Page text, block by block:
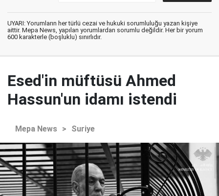
UYARI: Yorumların her türlü cezai ve hukuki sorumluluğu yazan kişiye
aittir. Mepa News, yapılan yorumlardan sorumlu değildir. Her bir yorum
600 karakterle (boşluklu) sınırlıdır.
Esed'in müftüsü Ahmed
Hassun'un idamı istendi
Mepa News > Suriye